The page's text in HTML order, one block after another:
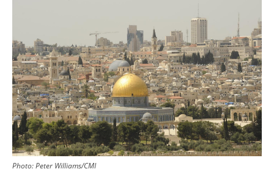
Photo: Peter Williams/CMI